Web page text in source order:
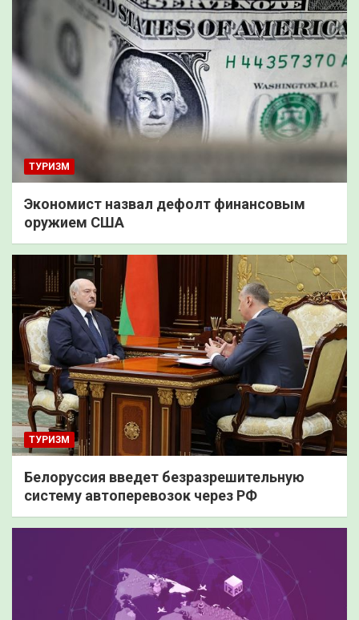
ТУРИЗМ
Экономист назвал дефолт финансовым
оружием США
ТУРИЗМ
Белоруссия введет безразрешительную
систему автоперевозок через РФ